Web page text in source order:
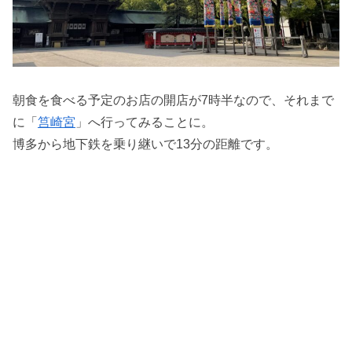
朝食を食べる予定のお店の開店が7時半なので、それまで
に「 筥崎宮 」へ行ってみることに。
博多から地下鉄を乗り継いで13分の距離です。